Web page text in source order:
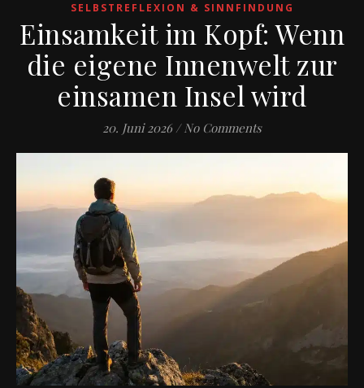
SELBSTREFLEXION & SINNFINDUNG
Einsamkeit im Kopf: Wenn
die eigene Innenwelt zur
einsamen Insel wird
20. Juni 2026 / No Comments